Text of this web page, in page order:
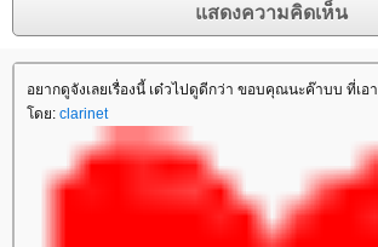
อยากดูจังเลยเรื่องนี้ เด๋วไปดูดีกว่า ขอบคุณนะค๊าบบ ที่เอ
ดย: clarinet